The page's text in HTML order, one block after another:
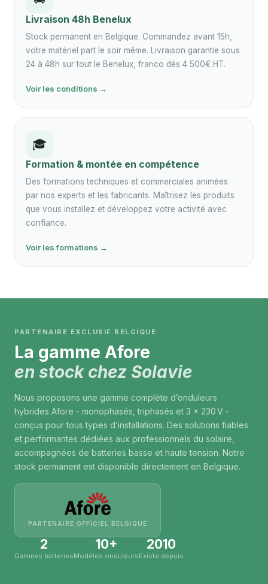
Livraison 48h Benelux
Stock permanent en Belgique. Commandez avant 15h,
votre matériel part le soir même. Livraison garantie sous
24 à 48h sur tout le Benelux, franco dès 4 500€ HT.
Voir les conditions →
🎓
Formation & montée en compétence
Des formations techniques et commerciales animées
par nos experts et les fabricants. Maîtrisez les produits
que vous installez et développez votre activité avec
confiance.
Voir les formations →
PARTENAIRE EXCLUSIF BELGIQUE
La gamme Afore
en stock chez Solavie
Nous proposons une gamme complète d’onduleurs
hybrides Afore - monophasés, triphasés et 3 x 230 V -
conçus pour tous types d’installations. Des solutions fiables
et performantes dédiées aux professionnels du solaire,
accompagnées de batteries basse et haute tension. Notre
stock permanent est disponible directement en Belgique.
PARTENAIRE OFFICIEL BELGIQUE
2
Gammes batteries
10+
Modèles onduleurs
2010
Existe depuis